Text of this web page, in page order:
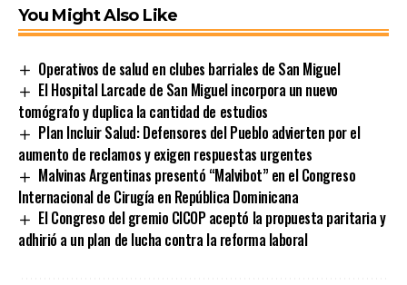
You Might Also Like
Operativos de salud en clubes barriales de San Miguel
El Hospital Larcade de San Miguel incorpora un nuevo
tomógrafo y duplica la cantidad de estudios
Plan Incluir Salud: Defensores del Pueblo advierten por el
aumento de reclamos y exigen respuestas urgentes
Malvinas Argentinas presentó “Malvibot” en el Congreso
Internacional de Cirugía en República Dominicana
El Congreso del gremio CICOP aceptó la propuesta paritaria y
adhirió a un plan de lucha contra la reforma laboral